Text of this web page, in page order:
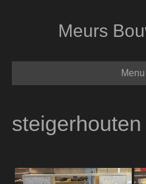
Meurs
Menu